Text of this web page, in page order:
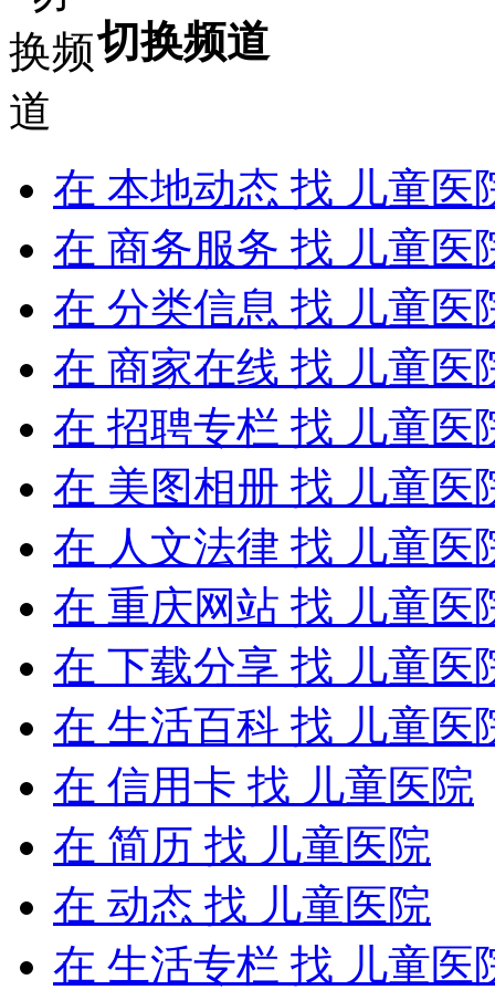
切换频道
在 本地动态 找 儿童医
在 商务服务 找 儿童医
在 分类信息 找 儿童医
在 商家在线 找 儿童医
在 招聘专栏 找 儿童医
在 美图相册 找 儿童医
在 人文法律 找 儿童医
在 重庆网站 找 儿童医
在 下载分享 找 儿童医
在 生活百科 找 儿童医
在 信用卡 找 儿童医院
在 简历 找 儿童医院
在 动态 找 儿童医院
在 生活专栏 找 儿童医